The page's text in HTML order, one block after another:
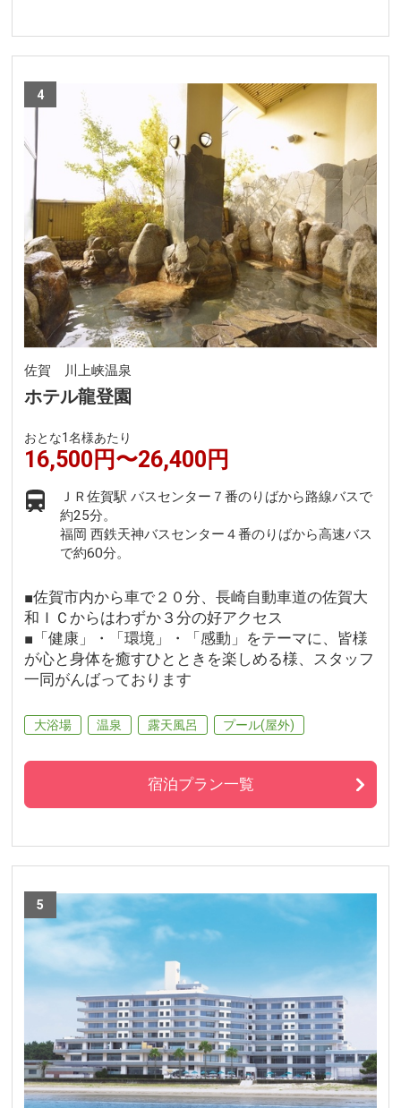
4
佐賀 川上峡温泉
ホテル龍登園
おとな1名様あたり
16,500円〜26,400円
ＪＲ佐賀駅 バスセンター７番のりばから路線バスで
約25分。
福岡 西鉄天神バスセンター４番のりばから高速バス
で約60分。
■佐賀市内から車で２０分、長崎自動車道の佐賀大
和ＩＣからはわずか３分の好アクセス
■「健康」・「環境」・「感動」をテーマに、皆様
が心と身体を癒すひとときを楽しめる様、スタッフ
一同がんばっております
大浴場 温泉 露天風呂 プール(屋外)
宿泊プラン一覧
5